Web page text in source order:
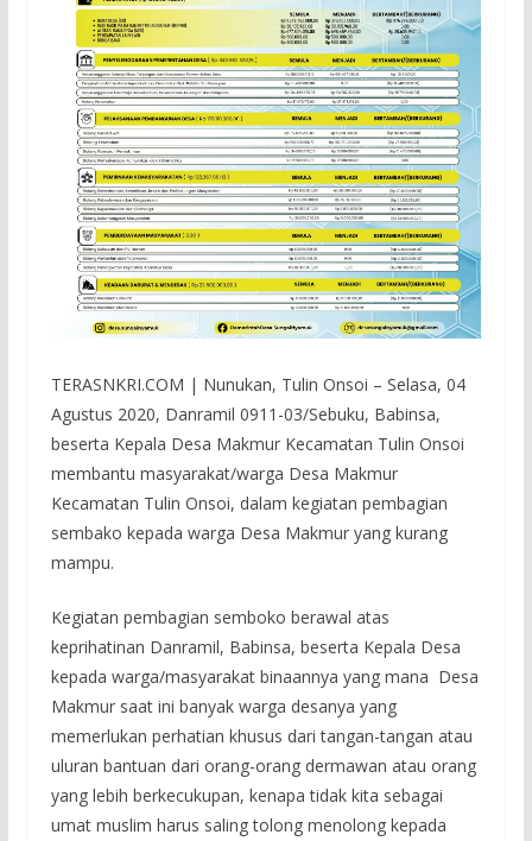
TERASNKRI.COM | Nunukan, Tulin Onsoi – Selasa, 04
Agustus 2020, Danramil 0911-03/Sebuku, Babinsa,
beserta Kepala Desa Makmur Kecamatan Tulin Onsoi
membantu masyarakat/warga Desa Makmur
Kecamatan Tulin Onsoi, dalam kegiatan pembagian
sembako kepada warga Desa Makmur yang kurang
mampu.
Kegiatan pembagian semboko berawal atas
keprihatinan Danramil, Babinsa, beserta Kepala Desa
kepada warga/masyarakat binaannya yang mana Desa
Makmur saat ini banyak warga desanya yang
memerlukan perhatian khusus dari tangan-tangan atau
uluran bantuan dari orang-orang dermawan atau orang
yang lebih berkecukupan, kenapa tidak kita sebagai
umat muslim harus saling tolong menolong kepada